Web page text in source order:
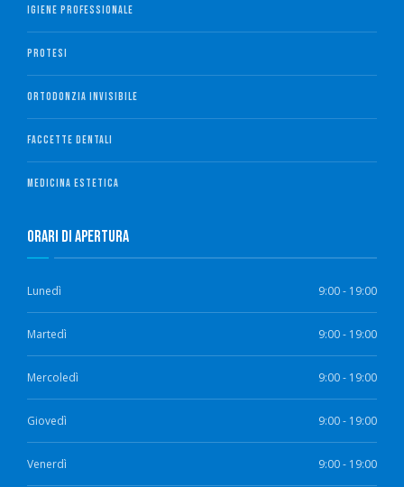
IGIENE PROFESSIONALE
PROTESI
ORTODONZIA INVISIBILE
FACCETTE DENTALI
MEDICINA ESTETICA
Orari di Apertura
Lunedì 9:00 - 19:00
Martedì 9:00 - 19:00
Mercoledì 9:00 - 19:00
Giovedì 9:00 - 19:00
Venerdì 9:00 - 19:00